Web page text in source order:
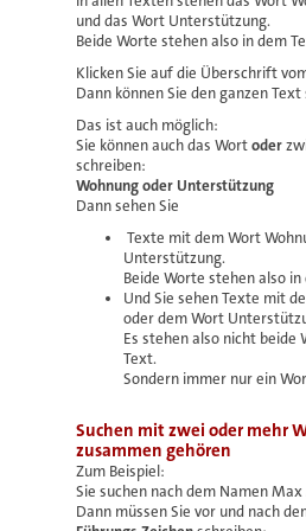
und das Wort Unterstützung.
Beide Worte stehen also in dem
Klicken Sie auf die Überschrift
Dann können Sie den ganzen Text
Das ist auch möglich:
Sie können auch das Wortoder
schreiben:
Wohnung oder Unterstützung
Dann sehen Sie
Texte mit dem Wort
Unterstützung.
Beide Worte stehen also
Und Sie sehen Texte mit
oder dem Wort
Es stehen also nicht beide
Text.
Sondern immer nur ein
Suchen mit zwei oder mehr
zusammen gehören
Zum Beispiel:
Sie suchen nach dem Namen
Dann müssen Sie vor und nach